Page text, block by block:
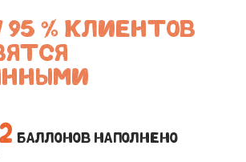
95 % КЛИЕНТОВ
2 БАЛЛОНОВ НАПОЛНЕНО